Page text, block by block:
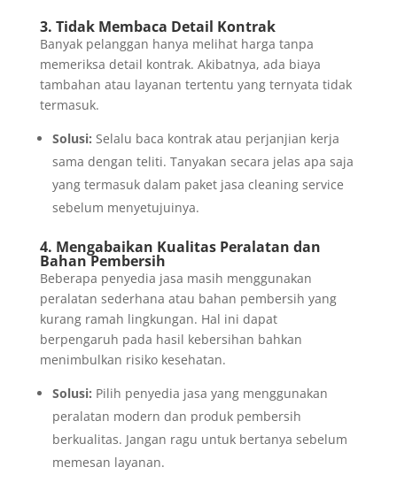
3. Tidak Membaca Detail Kontrak
Banyak pelanggan hanya melihat harga tanpa
memeriksa detail kontrak. Akibatnya, ada biaya
tambahan atau layanan tertentu yang ternyata tidak
termasuk.
Solusi: Selalu baca kontrak atau perjanjian kerja
sama dengan teliti. Tanyakan secara jelas apa saja
yang termasuk dalam paket jasa cleaning service
sebelum menyetujuinya.
4. Mengabaikan Kualitas Peralatan dan
Bahan Pembersih
Beberapa penyedia jasa masih menggunakan
peralatan sederhana atau bahan pembersih yang
kurang ramah lingkungan. Hal ini dapat
berpengaruh pada hasil kebersihan bahkan
menimbulkan risiko kesehatan.
Solusi: Pilih penyedia jasa yang menggunakan
peralatan modern dan produk pembersih
berkualitas. Jangan ragu untuk bertanya sebelum
memesan layanan.